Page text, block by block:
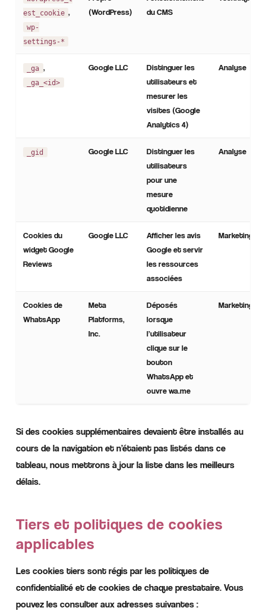
est_cookie ,
wp-
settings-*
(WordPress)
du CMS
_ga ,
_ga_<id>
Google LLC
Distinguer les
utilisateurs et
mesurer les
visites (Google
Analytics 4)
Analyse
_gid Google LLC
Distinguer les
utilisateurs
pour une
mesure
quotidienne
Analyse
Cookies du
widget Google
Reviews
Google LLC
Afficher les avis
Google et servir
les ressources
associées
Marketing /
Cookies de
WhatsApp
Meta
Platforms,
Inc.
Déposés
lorsque
l’utilisateur
clique sur le
bouton
WhatsApp et
ouvre wa.me
Marketing /
Si des cookies supplémentaires devaient être installés au
cours de la navigation et n’étaient pas listés dans ce
tableau, nous mettrons à jour la liste dans les meilleurs
délais.
Tiers et politiques de cookies
applicables
Les cookies tiers sont régis par les politiques de
confidentialité et de cookies de chaque prestataire. Vous
pouvez les consulter aux adresses suivantes :